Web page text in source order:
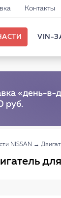
Контакты
VIN-
NISSAN →